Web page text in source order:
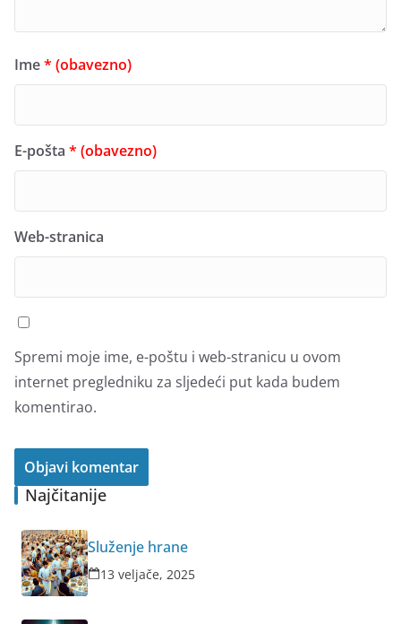
Ime* (obavezno)
E-pošta * (obavezno)
Web-stranica
Spremi moje ime, e-poštu i web-stranicu u ovom
internet pregledniku za sljedeći put kada budem
komentirao.
Najčitanije
Služenje hrane
13 veljače, 2025